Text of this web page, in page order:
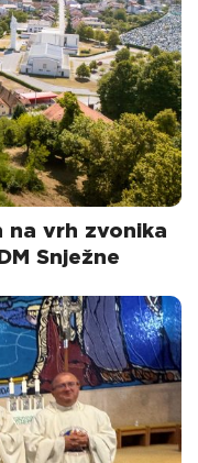
na vrh zvonika
Snježne